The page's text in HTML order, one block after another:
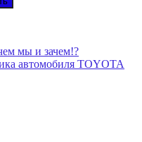
мы и зачем!?
автомобиля TOYOTA